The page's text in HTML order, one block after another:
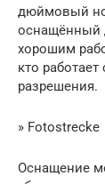
дюймовый
оснащённый
хорошим
кто
разрешения.
» Fotostrecke
Оснащение